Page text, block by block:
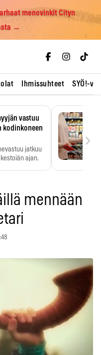
menovinkit Cityn
→
Ihmissuhteet SYÖ!-
vastuu
kodinkoneen
jatkuu
ajan.
›
mennään